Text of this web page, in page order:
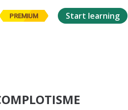
PREMIUM Start learning